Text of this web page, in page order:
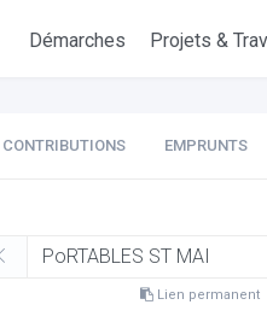
Démarches Projets &
CONTRIBUTIONS EMPRUNTS
Lien permanent